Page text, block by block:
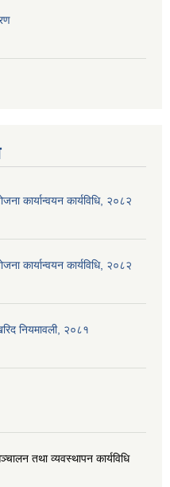
कार्यान्वयन कार्यविधि, २०८२
कार्यान्वयन कार्यविधि, २०८२
नियमावली, २०८१
तथा व्यवस्थापन कार्यविधि